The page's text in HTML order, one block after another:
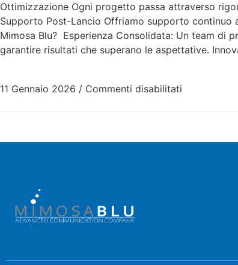
Ottimizzazione Ogni progetto passa attraverso
Supporto Post-Lancio Offriamo supporto continuo
Mimosa Blu? Esperienza Consolidata: Un team di
garantire risultati che superano le aspettative.
11 Gennaio 2026 / Commenti disabilitati